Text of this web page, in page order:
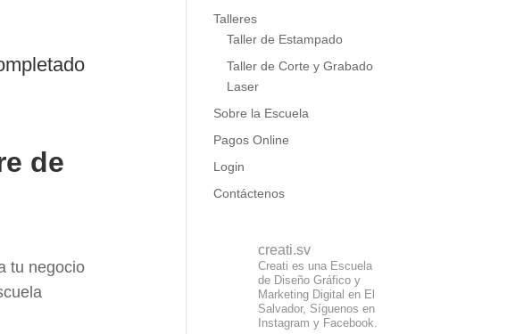
de
tu negocio
Talleres
Taller de Estampado
Taller de Corte y Grabado
Laser
Sobre la Escuela
Pagos Online
Login
Contáctenos
creati.sv
Creati es una Escuela
de Diseño Gráfico y
Marketing Digital en El
Salvador, Síguenos en
Instagram y Facebook.